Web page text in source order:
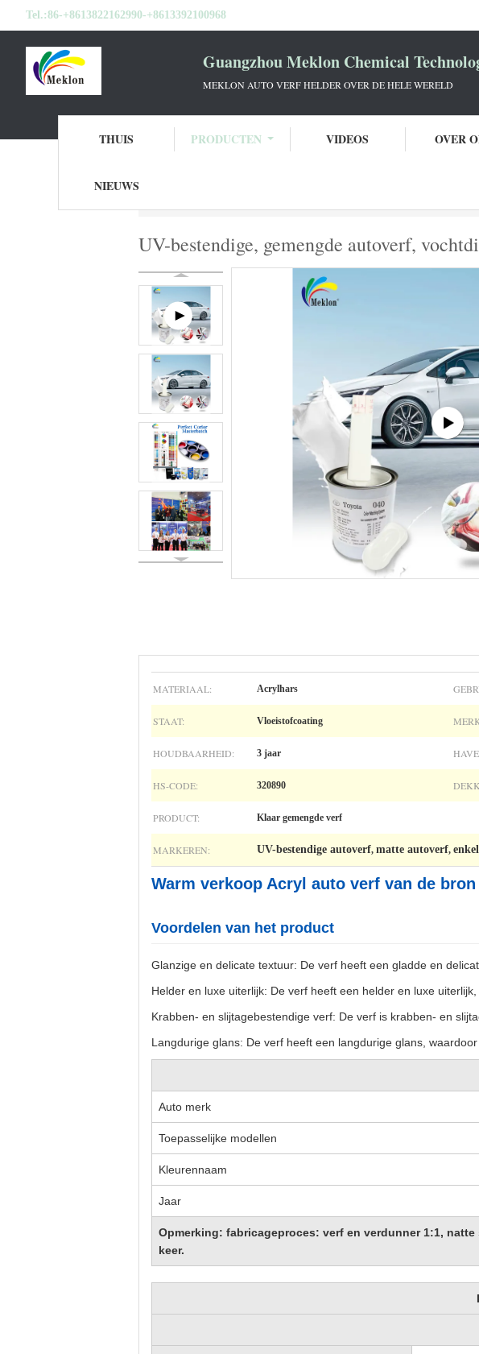
Tel.:86-+8613822162990-+8613392100968
Guangzhou Meklon Chemical
MEKLON AUTO VERF HELDER OVER DE HELE WERELD
THUIS PRODUCTEN VIDEOS OVER
NIEUWS
UV-bestendige, gemengde autoverf,
MATERIAAL: Acrylhars
STAAT: Vloeistofcoating
HOUDBAARHEID: 3 jaar
HS-CODE: 320890
PRODUCT: Klaar gemengde verf
MARKEREN: UV-bestendige autoverf, matte autoverf,
Warm verkoop Acryl auto verf van de
Voordelen van het product
Glanzige en delicate textuur: De verf heeft een gladde en
Helder en luxe uiterlijk: De verf heeft een helder en luxe
Krabben- en slijtagebestendige verf: De verf is krabben- en
Langdurige glans: De verf heeft een langdurige glans,
Auto merk
Toepasselijke modellen
Kleurennaam
Jaar
Opmerking: fabricageproces: verf en verdunner 1:1,
keer.